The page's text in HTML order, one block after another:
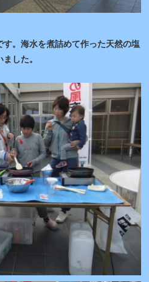
す。海水を煮詰めて作った天然の塩
した。